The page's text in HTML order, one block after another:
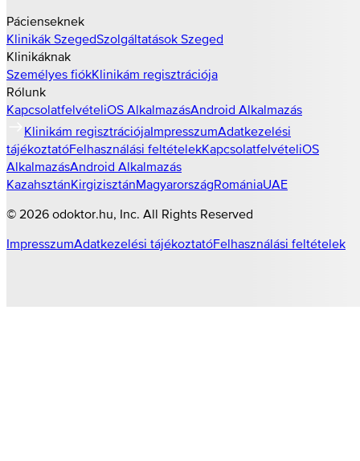
Pácienseknek
Klinikák SzegedSzolgáltatások Szeged
Klinikáknak
Személyes fiókKlinikám regisztrációja
Rólunk
KapcsolatfelvételiOS AlkalmazásAndroid Alkalmazás
Klinikám regisztrációjaImpresszumAdatkezelési
tájékoztatóFelhasználási feltételekKapcsolatfelvételiOS
AlkalmazásAndroid Alkalmazás
KazahsztánKirgizisztánMagyarországRomániaUAE
© 2026 odoktor.hu, Inc. All Rights Reserved
ImpresszumAdatkezelési tájékoztatóFelhasználási feltételek